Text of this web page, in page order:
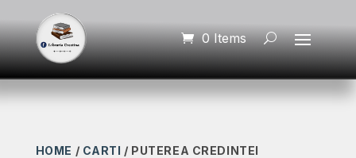
0 Items
HOME / CARTI / PUTEREA CREDINTEI